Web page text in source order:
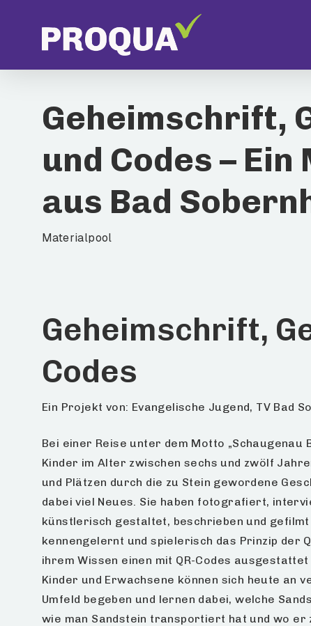
content
Drücke Enter zum Suchen oder ESC zum
Geheimschrift,
und Codes –
aus Bad
Materialpool
Geheimschrift,
Codes
Ein Projekt von: Evangelische Jugend, TV Bad
Bei einer Reise unter dem Motto „Schaugenau
Kinder im Alter zwischen sechs und zwölf
und Plätzen durch die zu Stein gewordene
dabei viel Neues. Sie haben fotografiert,
künstlerisch gestaltet, beschrieben und
kennengelernt und spielerisch das Prinzip der
ihrem Wissen einen mit QR-Codes
Kinder und Erwachsene können sich heute an
Umfeld begeben und lernen dabei, welche
wie man Sandstein transportiert hat und wo er